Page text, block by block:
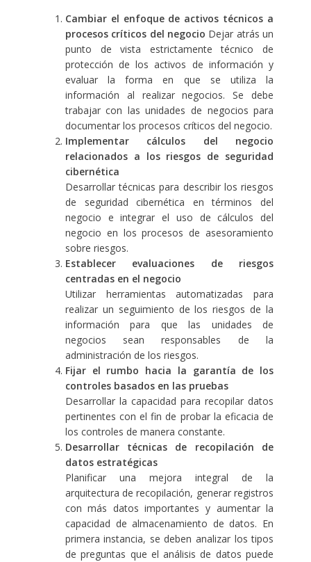
Cambiar el enfoque de activos técnicos a
procesos críticos del negocio Dejar atrás un
punto de vista estrictamente técnico de
protección de los activos de información y
evaluar la forma en que se utiliza la
información al realizar negocios. Se debe
trabajar con las unidades de negocios para
documentar los procesos críticos del negocio.
Implementar cálculos del negocio
relacionados a los riesgos de seguridad
cibernética
Desarrollar técnicas para describir los riesgos
de seguridad cibernética en términos del
negocio e integrar el uso de cálculos del
negocio en los procesos de asesoramiento
sobre riesgos.
Establecer evaluaciones de riesgos
centradas en el negocio
Utilizar herramientas automatizadas para
realizar un seguimiento de los riesgos de la
información para que las unidades de
negocios sean responsables de la
administración de los riesgos.
Fijar el rumbo hacia la garantía de los
controles basados en las pruebas
Desarrollar la capacidad para recopilar datos
pertinentes con el fin de probar la eficacia de
los controles de manera constante.
Desarrollar técnicas de recopilación de
datos estratégicas
Planificar una mejora integral de la
arquitectura de recopilación, generar registros
con más datos importantes y aumentar la
capacidad de almacenamiento de datos. En
primera instancia, se deben analizar los tipos
de preguntas que el análisis de datos puede